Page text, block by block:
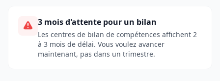
3 mois d'attente pour un bilan
Les centres de bilan de compétences affichent 2
à 3 mois de délai. Vous voulez avancer
maintenant, pas dans un trimestre.